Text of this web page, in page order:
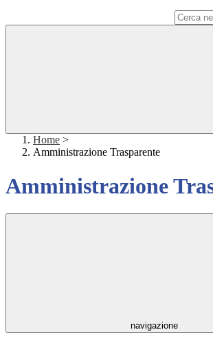
Home >
Amministrazione Trasparente
Amministrazione
navigazione